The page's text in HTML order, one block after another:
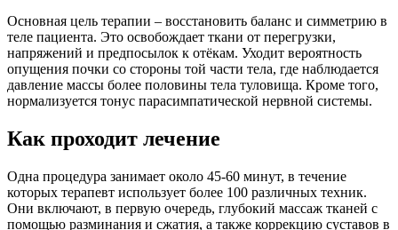
Основная цель терапии – восстановить баланс и симметрию в
теле пациента. Это освобождает ткани от перегрузки,
напряжений и предпосылок к отёкам. Уходит вероятность
опущения почки со стороны той части тела, где наблюдается
давление массы более половины тела туловища. Кроме того,
нормализуется тонус парасимпатической нервной системы.
Как проходит лечение
Одна процедура занимает около 45-60 минут, в течение
которых терапевт использует более 100 различных техник.
Они включают, в первую очередь, глубокий массаж тканей с
помощью разминания и сжатия, а также коррекцию суставов в